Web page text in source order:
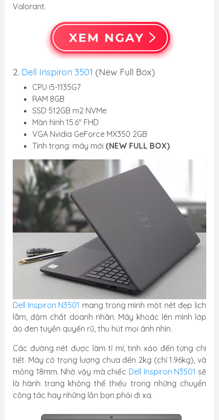
Valorant.
2. Dell Inspiron 3501 (New Full Box)
CPU i5-1135G7
RAM 8GB
SSD 512GB m2 NVMe
Màn hình 15.6" FHD
VGA Nvidia GeForce MX350 2GB
Tình trạng: máy mới (NEW FULL BOX)
Dell Inspiron N3501 mang trong mình một nét đẹp lịch
lãm, đậm chất doanh nhân. Máy khoác lên mình lớp
áo đen tuyền quyến rũ, thu hút mọi ánh nhìn.
Các đường nét được làm tỉ mỉ, tinh xảo đến từng chi
tiết. Máy có trọng lượng chưa đến 2kg (chỉ 1.96kg), và
mỏng 18mm. Nhờ vậy mà chiếc Dell Inspiron N3501 sẽ
là hành trang không thể thiếu trong những chuyến
công tác hay những lần bạn phải đi xa.